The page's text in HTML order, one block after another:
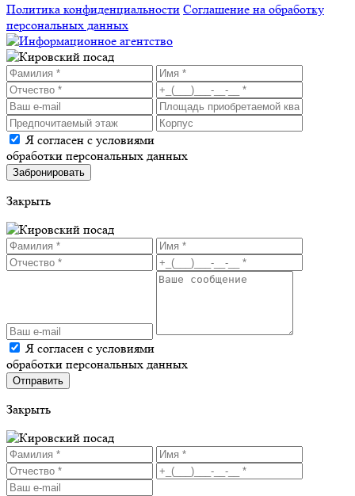
Политика конфиденциальности Соглашение на обработку
персональных данных
Я согласен с условиями
обработки персональных данных
Закрыть
Я согласен с условиями
обработки персональных данных
Закрыть